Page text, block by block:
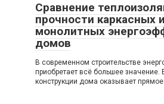
Сравнение
прочности каркасных
монолитных
домов
В современном строительстве
приобретает всё большее значение.
конструкции дома оказывает прямое